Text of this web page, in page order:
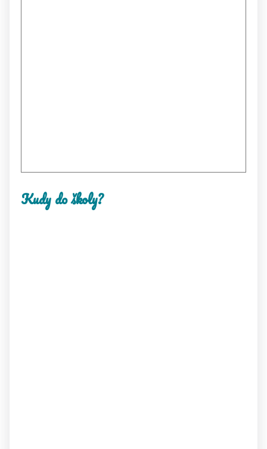
Kudy do školy?